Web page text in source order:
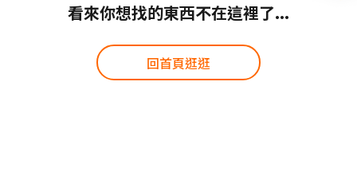
看來你想找的東西不在這裡了...
回首頁逛逛